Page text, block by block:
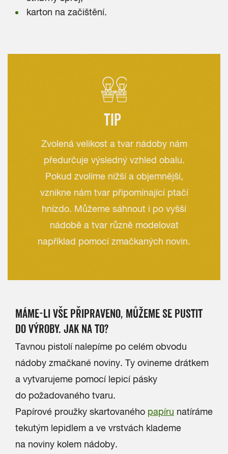
karton na začištění.
TIP
Zvolená velikost a tvar nádoby nám
předurčuje výsledný vzhled obalu.
Pokud zvolíme nižší a objemnější,
vznikne nám tvar připomínající ptačí
hnízdo. Můžeme sáhnout i po vyšší
nádobě a tvar různě modelovat
například pomocí zmačkaných novin.
MÁME-LI VŠE PŘIPRAVENO, MŮŽEME SE PUSTIT
DO VÝROBY. JAK NA TO?
Tavnou pistolí nalepíme po celém obvodu
nádoby zmačkané noviny. Ty ovineme drátkem
a vytvarujeme pomocí lepicí pásky
do požadovaného tvaru.
Papírové proužky skartovaného papíru natíráme
tekutým lepidlem a ve vrstvách klademe
na noviny kolem nádoby.